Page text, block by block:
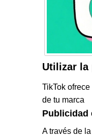
Utilizar la
TikTok
de tu marca
Publicidad
A través de